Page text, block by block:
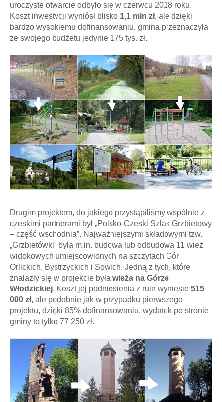
uroczyste otwarcie odbyło się w czerwcu 2018 roku.
Koszt inwestycji wyniósł blisko 1,1 mln zł, ale dzięki
bardzo wysokiemu dofinansowaniu, gmina przeznaczyła
ze swojego budżetu jedynie 175 tys. zł.
Drugim projektem, do jakiego przystąpiliśmy wspólnie z
czeskimi partnerami był „Polsko-Czeski Szlak Grzbietowy
– część wschodnia”. Najważniejszymi składowymi tzw.
„Grzbietówki” była m.in. budowa lub odbudowa 11 wież
widokowych umiejscowionych na szczytach Gór
Orlickich, Bystrzyckich i Sowich. Jedną z tych, które
znalazły się w projekcie była wieża na Górze
Włodzickiej. Koszt jej podniesienia z ruin wyniesie 515
000 zł, ale podobnie jak w przypadku pierwszego
projektu, dzięki 85% dofinansowaniu, wydatek po stronie
gminy to tylko 77 250 zł.